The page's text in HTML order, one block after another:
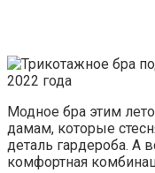
Модное бра этим
дамам, которые
деталь гардероба. А
комфортная